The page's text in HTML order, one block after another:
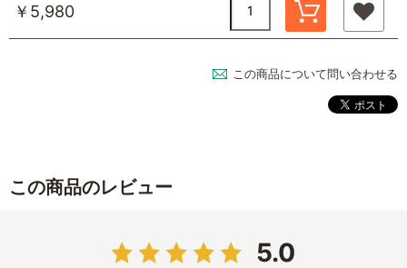
￥5,980
この商品について問い合わせる
この商品のレビュー
5.0